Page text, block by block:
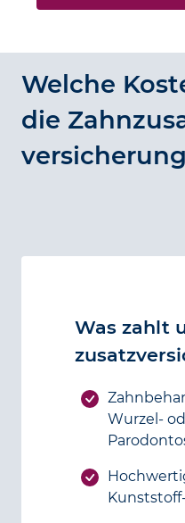
Welche
die
Was zahlt
Wurzel-